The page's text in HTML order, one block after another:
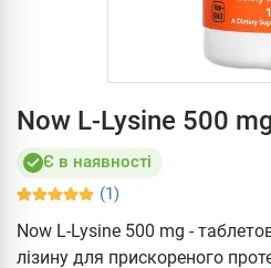
Now L-Lysine 500
Є в наявності
(1)
Now L-Lysine 500 mg -
лізину для прискореного